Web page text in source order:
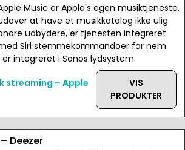
Music er Apple's egen musiktjeneste.
at have et musikkatalog ikke ulig
udbydere, er tjenesten integreret
Siri stemmekommandoer for nem
integreret i Sonos lydsystem.
streaming – Apple
VIS
PRODUKTER
Deezer